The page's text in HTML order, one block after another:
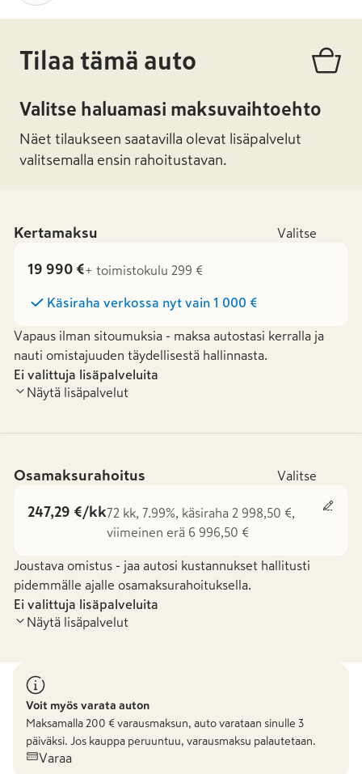
Tilaa tämä auto
Valitse haluamasi maksuvaihtoehto
Näet tilaukseen saatavilla olevat lisäpalvelut
valitsemalla ensin rahoitustavan.
Kertamaksu Valitse
19 990 €+ toimistokulu 299 €
Käsiraha verkossa nyt vain 1 000 €
Vapaus ilman sitoumuksia - maksa autostasi kerralla ja
nauti omistajuuden täydellisestä hallinnasta.
Ei valittuja lisäpalveluita
Näytä lisäpalvelut
Osamaksurahoitus Valitse
247,29 €/kk72 kk, 7.99%, käsiraha 2 998,50 €,
viimeinen erä 6 996,50 €
Joustava omistus - jaa autosi kustannukset hallitusti
pidemmälle ajalle osamaksurahoituksella.
Ei valittuja lisäpalveluita
Näytä lisäpalvelut
Voit myös varata auton
Maksamalla 200 € varausmaksun, auto varataan sinulle 3
päiväksi. Jos kauppa peruuntuu, varausmaksu palautetaan.
Varaa